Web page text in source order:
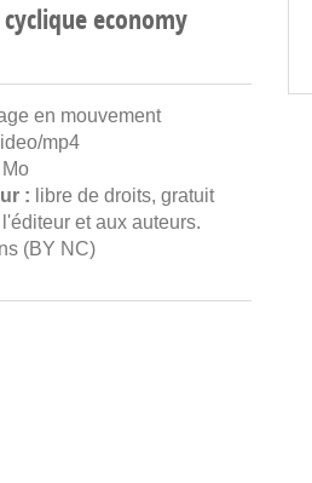
economy
en mouvement
mp4
: libre de droits, gratuit
et aux auteurs.
(BY NC)